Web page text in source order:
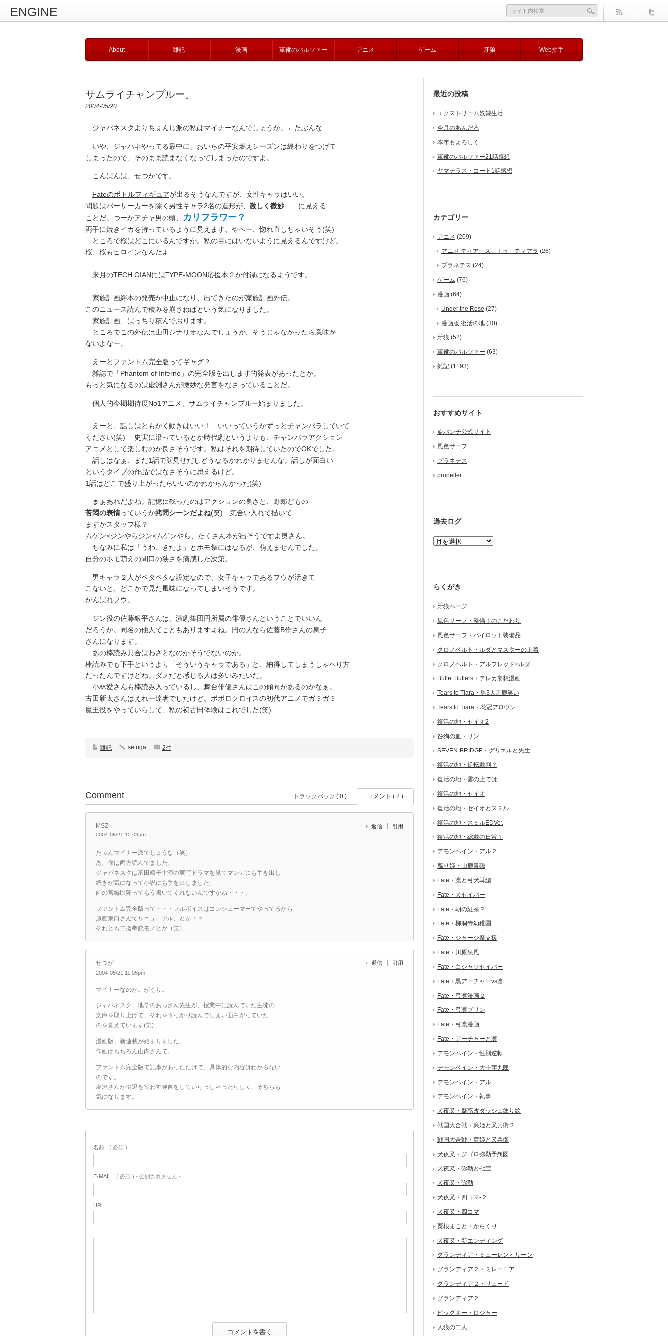
ENGINE
About 雑記 漫画 軍靴のバルツァー アニメ ゲーム 牙狼 Web拍手
サムライチャンプルー。
2004-05/20
ジャパネスクよりちぇんじ派の私はマイナーなんでしょうか。←たぶんな
いや、ジャパネやってる最中に、おいらの平安燃えシーズンは終わりをつげて
しまったので、そのまま読まなくなってしまったのですよ。
こんばんは、せつがです。
Fateのボトルフィギュアが出るそうなんですが、女性キャラはいい。
問題はバーサーカーを除く男性キャラ2名の造形が、 激しく微妙……に見える
ことだ。つーかアチャ男の頭、 カリフラワー？
両手に焼きイカを持っているように見えます。やべー、惚れ直しちゃいそう(笑)
ところで桜はどこにいるんですか。私の目にはいないように見えるんですけど。
桜、桜もヒロインなんだよ……
来月のTECH GIANにはTYPE-MOON応援本２が付録になるようです。
家族計画絆本の発売が中止になり、出てきたのが家族計画外伝。
このニュース読んで積みを崩さねばという気になりました。
家族計画、ばっちり積んでおります。
ところでこの外伝は山田シナリオなんでしょうか。そうじゃなかったら意味が
ないよなー。
えーとファントム完全版ってギャグ？
雑誌で「Phantom of Inferno」の完全版を出します的発表があったとか。
もっと気になるのは虚淵さんが微妙な発言をなさっていることだ。
個人的今期期待度No1アニメ、サムライチャンプルー始まりました。
えーと、話しはともかく動きはいい！ いいっていうかずっとチャンバラしていて
ください(笑) 史実に沿っているとか時代劇というよりも、チャンバラアクション
アニメとして楽しむのが良さそうです。私はそれを期待していたのでOKでした。
話しはなぁ、まだ1話で顔見せだしどうなるかわかりませんな。話しが面白い
というタイプの作品ではなさそうに思えるけど。
1話はどこで盛り上がったらいいのかわからんかった(笑)
まぁあれだよね。記憶に残ったのはアクションの良さと、野郎どもの
苦悶の表情っていうか拷問シーンだよね(笑) 気合い入れて描いて
ますかスタッフ様？
ムゲン×ジンやらジン×ムゲンやら、たくさん本が出そうですよ奥さん。
ちなみに私は「うわ、きたよ」とホモ祭にはなるが、萌えませんでした。
自分のホモ萌えの間口の狭さを痛感した次第。
男キャラ２人がベタベタな設定なので、女子キャラであるフウが活きて
こないと、どこかで見た風味になってしまいそうです。
がんばれフウ。
ジン役の佐藤銀平さんは、演劇集団円所属の俳優さんということでいいん
だろうか。同名の他人てこともありますよね。円の人なら佐藤B作さんの息子
さんになります。
あの棒読み具合はわざとなのかそうでないのか。
棒読みでも下手というより「そういうキャラである」と、納得してしまうしゃべり方
だったんですけどね。ダメだと感じる人は多いみたいだ。
小林愛さんも棒読み入っているし、舞台俳優さんはこの傾向があるのかなぁ。
古田新太さんはえれー達者でしたけど。ポポロクロイスの初代アニメでガミガミ
魔王役をやっていらして、私の初古田体験はこれでした(笑)
雑記 setuga 2件
Comment トラックバック ( 0 ) コメント ( 2 )
MSZ
2004-05/21 12:04am
返信 引用
たぶんマイナー派でしょうな（笑）
あ、僕は両方読んでました。
ジャパネスクは富田靖子主演の実写ドラマを見てマンガにも手を出し
続きが気になって小説にも手を出しました。
帥の宮編以降ってもう書いてくれないんですかね・・・。
ファントム完全版って・・・フルボイスはコンシューマーでやってるから
原画東口さんでリニューアル、とか！？
それとも二挺拳銃モノとか（笑）
せつが
2004-05/21 11:05pm
返信 引用
マイナーなのか。がくり。
ジャパネスク、地学のおっさん先生が、授業中に読んでいた生徒の
文庫を取り上げて、それをうっかり読んでしまい面白がっていた
のを覚えています(笑)
漫画版、新連載が始まりました。
作画はもちろん山内さんで。
ファントム完全版て記事があっただけで、具体的な内容はわからない
のです。
虚淵さんが引退を匂わす発言をしていらっしゃったらしく、そちらも
気になります。
名前 ( 必須 )
E-MAIL ( 必須 ) - 公開されません -
URL
最近の投稿
エクストリーム奴隷生活
今月のあんだろ
本年もよろしく
軍靴のバルツァー21話感想
ヤマテラス・コード1話感想
カテゴリー
アニメ (209)
アニメ ティアーズ・トゥ・ティアラ (26)
プラネテス (24)
ゲーム (76)
漫画 (64)
Under the Rose (27)
漫画版 復活の地 (30)
牙狼 (52)
軍靴のバルツァー (63)
雑記 (1193)
おすすめサイト
＠バンチ公式サイト
風色サーフ
プラネテス
propeller
過去ログ
らくがき
牙狼ページ
風色サーフ・整備士のこだわり
風色サーフ・パイロット装備品
クロノベルト・ルダとマスターの上着
クロノベルト・アルフレッド×ルダ
Bullet Butlers・テレカ妄想漫画
Tears to Tiara・男3人馬鹿笑い
Tears to Tiara・花冠アロウン
復活の地・セイオ2
咎狗の血・リン
SEVEN-BRIDGE・グリエルと先生
復活の地・逆転裁判？
復活の地・雲の上では
復活の地・セイオ
復活の地・セイオとスミル
復活の地・スミルEDVer.
復活の地・総裁の日常？
デモンベイン・アル２
腐り姫・山鹿青磁
Fate・凛と弓犬耳編
Fate・犬セイバー
Fate・朝の紅茶？
Fate・柳洞寺幼稚園
Fate・ジャージ祭支援
Fate・川原泉風
Fate・白シャツセイバー
Fate・黒アーチャーvs凛
Fate・弓凛漫画２
Fate・弓凛プリン
Fate・弓凛漫画
Fate・アーチャーと凛
デモンベイン・性別逆転
デモンベイン・大十字九郎
デモンベイン・アル
デモンベイン・執事
犬夜叉・疑惑改ダッシュ塗り絵
戦国大合戦・廉姫と又兵衛２
戦国大合戦・廉姫と又兵衛
犬夜叉・ジゴロ弥勒予想図
犬夜叉・弥勒と七宝
犬夜叉・弥勒
犬夜叉・四コマ-２
犬夜叉・四コマ
粟根まこと・からくり
犬夜叉・新エンディング
グランディア・ミューレンとリーン
グランディア２・ミレーニア
グランディア２・リュード
グランディア２
ビッグオー・ロジャー
人狼の二人